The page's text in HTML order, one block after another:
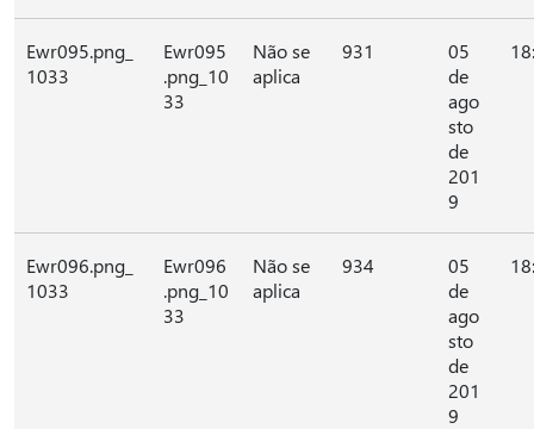
Ewr095.png_
1033
Ewr095
.png_10
33
Não se
aplica
931
05
de
ago
sto
de
201
9
Ewr096.png_
1033
Ewr096
.png_10
33
Não se
aplica
934
05
de
ago
sto
de
201
9